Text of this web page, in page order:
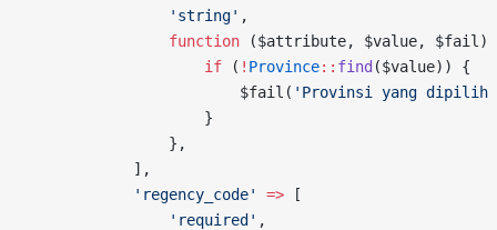
                'string'
,
                function
($attribute, $value, $fail)
                    if
( ! Province:: find ($value)) {
                        $fail(
'Provinsi yang
                    }
                },
            ],
            'regency_code'
=> [
                'required'
,